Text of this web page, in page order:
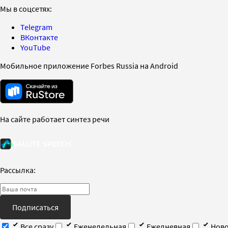
Мы в соцсетях:
Telegram
ВКонтакте
YouTube
Мобильное приложение Forbes Russia на Android
На сайте работает синтез речи
Рассылка:
Подписаться